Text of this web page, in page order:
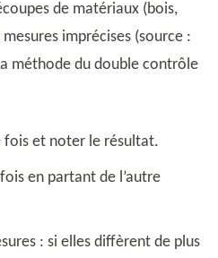
de matériaux (bois,
imprécises (source :
méthode du double contrôle
fois et noter le résultat.
en partant de l’autre
: si elles diffèrent de plus